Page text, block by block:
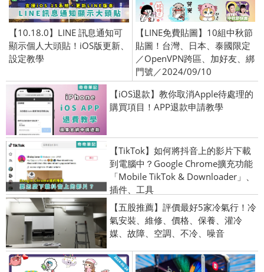
【10.18.0】LINE 訊息通知可
顯示個人大頭貼！iOS版更新、
設定教學
【LINE免費貼圖】10組中秋節
貼圖！台灣、日本、泰國限定
／OpenVPN跨區、加好友、綁
門號／2024/09/10
【iOS退款】教你取消Apple待處理的
購買項目！APP退款申請教學
【TikTok】如何將抖音上的影片下載
到電腦中？Google Chrome擴充功能
「Mobile TikTok & Downloader」、
插件、工具
【五股推薦】評價最好5家冷氣行！冷
氣安裝、維修、價格、保養、灌冷
媒、故障、空調、不冷、噪音